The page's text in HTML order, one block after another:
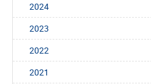
2024
2023
2022
2021